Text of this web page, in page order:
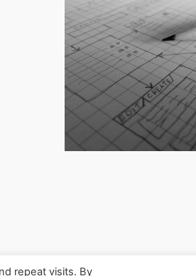
repeat visits. By